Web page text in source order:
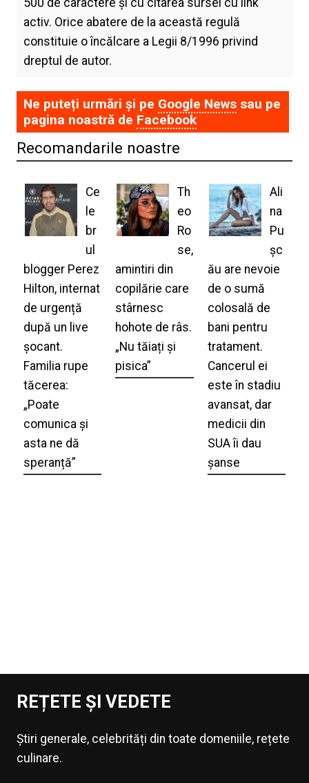
activ. Orice abatere de la această regulă
constituie o încălcare a Legii 8/1996 privind
dreptul de autor.
Ne puteți urmări și pe Google Newssau pe
pagina noastră de Facebook
Recomandarile noastre
Ce
le
br
ul
blogger Perez
Hilton, internat
de urgență
după un live
șocant.
Familia rupe
tăcerea:
„Poate
comunica și
asta ne dă
speranță”
Th
eo
Ro
se,
amintiri din
copilărie care
stârnesc
hohote de râs.
„Nu tăiați și
pisica”
Ali
na
Pu
șc
ău are nevoie
de o sumă
colosală de
bani pentru
tratament.
Cancerul ei
este în stadiu
avansat, dar
medicii din
SUA îi dau
șanse
REȚETE ȘI VEDETE
Știri generale, celebrități din toate domeniile, rețete
culinare.